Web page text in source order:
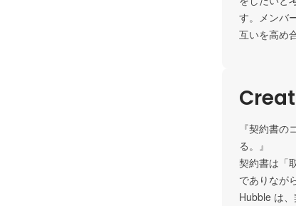
す。メンバ
互いを高め
『契約書
る。』
契約書は「
でありなが
Hubble は